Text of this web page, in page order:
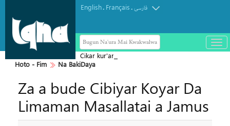
English. Français.فارسی
Bugun Na'ura Mai Kwakwalwa
باز
و
Cikar kur'ani Mai Tsarki
Hoto - Fim
Na BakiDaya
Za a bude Cibiyar Koyar Da
Limaman Masallatai a Jamus